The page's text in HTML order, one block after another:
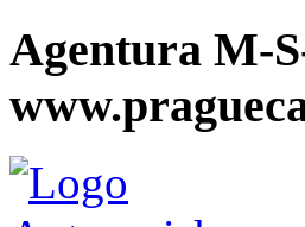
Agentura M-